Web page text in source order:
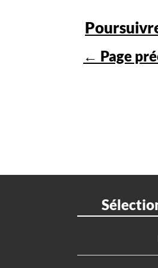
← Page